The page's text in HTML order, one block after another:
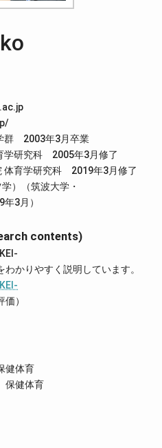
群 2003年3月卒業
学研究科 2005年3月修了
体育学研究科 2019年3月修了
）（筑波大学・
3月）
contents)
かりやすく説明しています。
）
健体育
保健体育